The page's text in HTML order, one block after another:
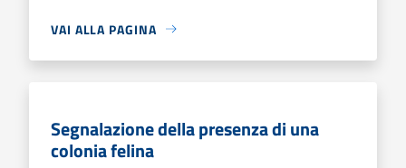
VAI ALLA PAGINA
Segnalazione della presenza di una
colonia felina